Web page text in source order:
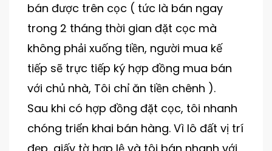
bán được trên cọc ( tức là bán ngay
trong 2 tháng thời gian đặt cọc mà
không phải xuống tiền, người mua kế
tiếp sẽ trực tiếp ký hợp đồng mua bán
với chủ nhà, Tôi chỉ ăn tiền chênh ).
Sau khi có hợp đồng đặt cọc, tôi nhanh
chóng triển khai bán hàng. Vì lô đất vị trí